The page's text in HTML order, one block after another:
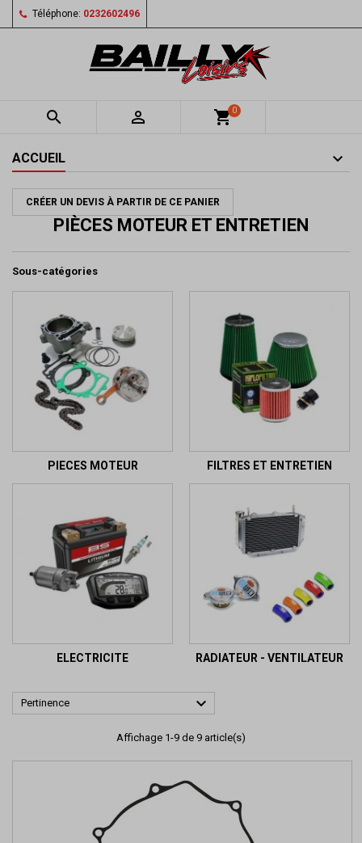
Téléphone: 0232602496
  shopping_cart0
ACCUEIL
CRÉER UN DEVIS À PARTIR DE CE PANIER
PIÈCES MOTEUR ET ENTRETIEN
Sous-catégories
PIECES MOTEUR FILTRES ET ENTRETIEN
ELECTRICITE RADIATEUR - VENTILATEUR
Pertinence 
Affichage 1-9 de 9 article(s)